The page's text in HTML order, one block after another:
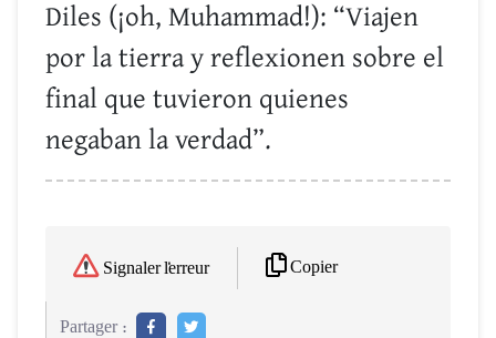
Diles (¡oh, Muhammad!): “Viajen
por la tierra y reflexionen sobre el
final que tuvieron quienes
negaban la verdad”.
Signaler l'erreur Copier
Partager :